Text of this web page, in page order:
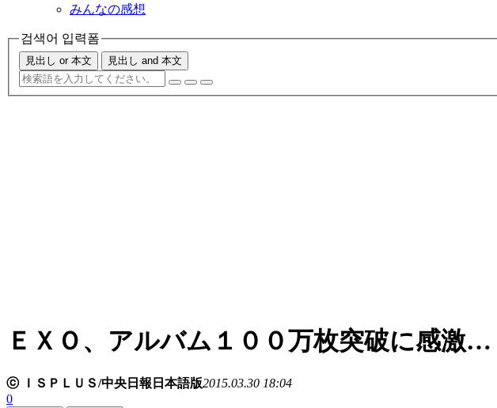
みんなの感想
검색어 입력폼
見出し or 本文 見出し and 本文
ＥＸＯ、アルバム１００万枚突破に感激…
ⓒ ＩＳＰＬＵＳ/中央日報日本語版2015.03.30 18:04
0